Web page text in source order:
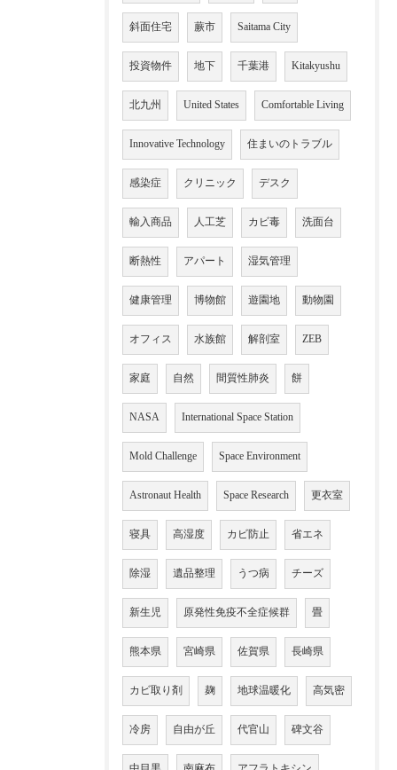
斜面住宅 蕨市 Saitama City
投資物件 地下 千葉港 Kitakyushu
北九州 United States Comfortable Living
Innovative Technology 住まいのトラブル
感染症 クリニック デスク
輸入商品 人工芝 カビ毒 洗面台
断熱性 アパート 湿気管理
健康管理 博物館 遊園地 動物園
オフィス 水族館 解剖室 ZEB
家庭 自然 間質性肺炎 餅
NASA International Space Station
Mold Challenge Space Environment
Astronaut Health Space Research 更衣室
寝具 高湿度 カビ防止 省エネ
除湿 遺品整理 うつ病 チーズ
新生児 原発性免疫不全症候群 畳
熊本県 宮崎県 佐賀県 長崎県
カビ取り剤 麹 地球温暖化 高気密
冷房 自由が丘 代官山 碑文谷